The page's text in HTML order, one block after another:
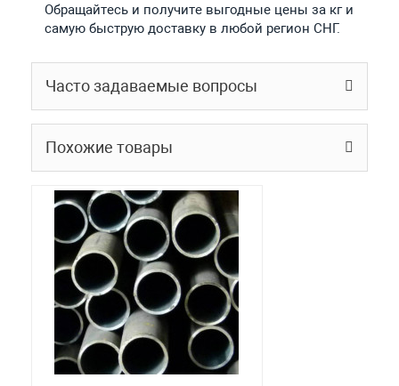
Обращайтесь и получите выгодные цены за кг и
самую быструю доставку в любой регион СНГ.
Часто задаваемые вопросы
Похожие товары